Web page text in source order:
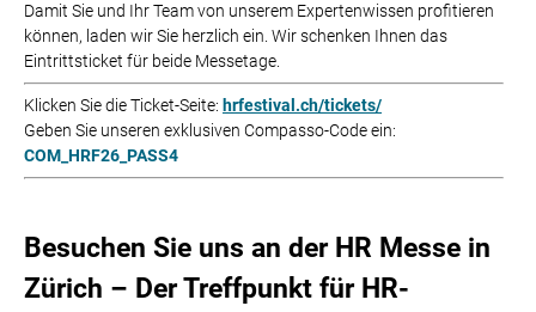
Damit Sie und Ihr Team von unserem Expertenwissen profitieren
können, laden wir Sie herzlich ein. Wir schenken Ihnen das
Eintrittsticket für beide Messetage.
Klicken Sie die Ticket-Seite: hrfestival.ch/tickets/
Geben Sie unseren exklusiven Compasso-Code ein:
COM_HRF26_PASS4
Besuchen Sie uns an der HR Messe in
Zürich – Der Treffpunkt für HR-